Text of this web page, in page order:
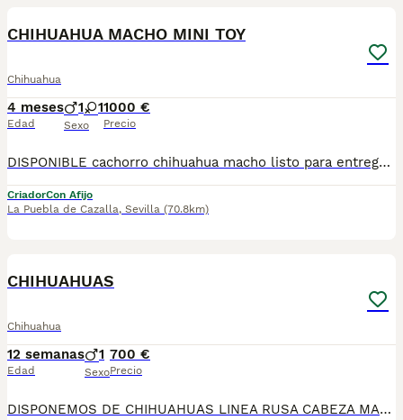
CHIHUAHUA MACHO MINI TOY
Chihuahua
4 meses
Edad
1 1
Sexo
1000 €
Precio
DISPONIBLE cachorro chihuahua macho listo para entregarla miniatura toy tamaño muy pequeño . FOTOS REALES. Tiene muy buen carácter criado en entorno familiar cariñosos y muy jugueton ideal para compañías se entrega revisado por nuestro veterinario desparacitado con dos vacunas. enseñado hacer sus necesidades en empapadera se envia a todas españa más información por WhatsApp o llamadas 602212186 saludo
CriadorCon Afijo
La Puebla de Cazalla, Sevilla (70.8km)
CHIHUAHUAS
Chihuahua
12 semanas
Edad
1
Sexo
700 €
Precio
DISPONEMOS DE CHIHUAHUAS LINEA RUSA CABEZA MANZANA🍏PREGUNTAR DISPONIBILIDAD SE ENTREGAN CON PRIMERA VACUNA DESPARACITADO Y GARANTIA TENEMOS MUCHA VARIEDAD DE COLORES , BLUE, BLUE MERLE, ARLEQUIN MERLE CHOCOLATE, CHOCOLATE , NEGRO FUEGO, SABLE, BLANCO Y MERLE,LILAC PRECIOS DESDE 550€ ASTA 900€ QUIERES UN AMIGO FIEL? A QUE ESPERAS PA LLAMARNOS 624 08 20 74 ATIENDO MENSAJES, ENVIAMOS A TODA 🇪🇦 CRIADERO LOS PEQUES🇪🇦